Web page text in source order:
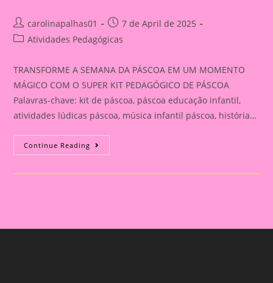
Post
author:
carolinapalhas01
Post
published:
7 de April de 2025
PostAtividades Pedagógicas
TRANSFORME A SEMANA DA PÁSCOA EM UM MOMENTO
MÁGICO COM O SUPER KIT PEDAGÓGICO DE PÁSCOA
Palavras-chave: kit de páscoa, páscoa educação infantil,
atividades lúdicas páscoa, música infantil páscoa, história…
Continue Reading SUPER
KIT
DE
+